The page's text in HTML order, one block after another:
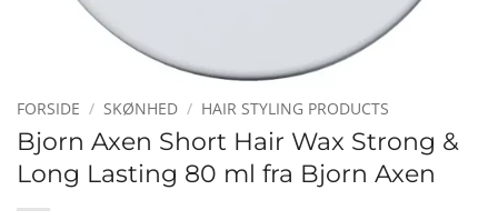
FORSIDE / SKØNHED / HAIR STYLING PRODUCTS
Bjorn Axen Short Hair Wax Strong &
Long Lasting 80 ml fra Bjorn Axen